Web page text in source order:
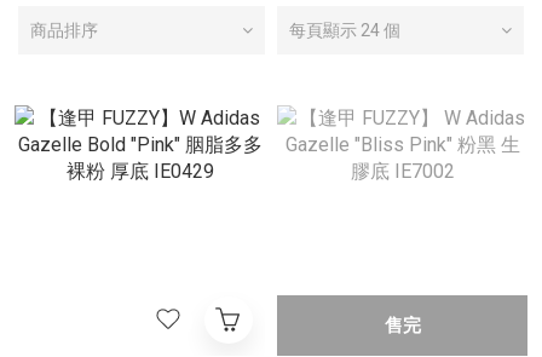
商品排序 每頁顯示 24 個
售完